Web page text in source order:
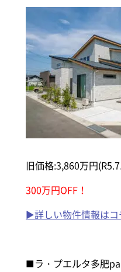
旧価格:3,860万円
300万円OFF！
▶詳しい物件情報はコ
■ラ・プエルタ多肥